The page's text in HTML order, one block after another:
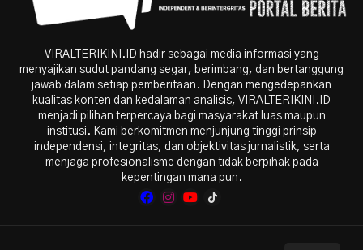
VIRALTERIKINI.ID hadir sebagai media informasi yang
menyajikan sudut pandang segar, berimbang, dan bertanggung
jawab dalam setiap pemberitaan. Dengan mengedepankan
kualitas konten dan kedalaman analisis, VIRALTERIKINI.ID
menjadi pilihan terpercaya bagi masyarakat luas maupun
institusi. Kami berkomitmen menjunjung tinggi prinsip
independensi, integritas, dan objektivitas jurnalistik, serta
menjaga profesionalisme dengan tidak berpihak pada
kepentingan mana pun.